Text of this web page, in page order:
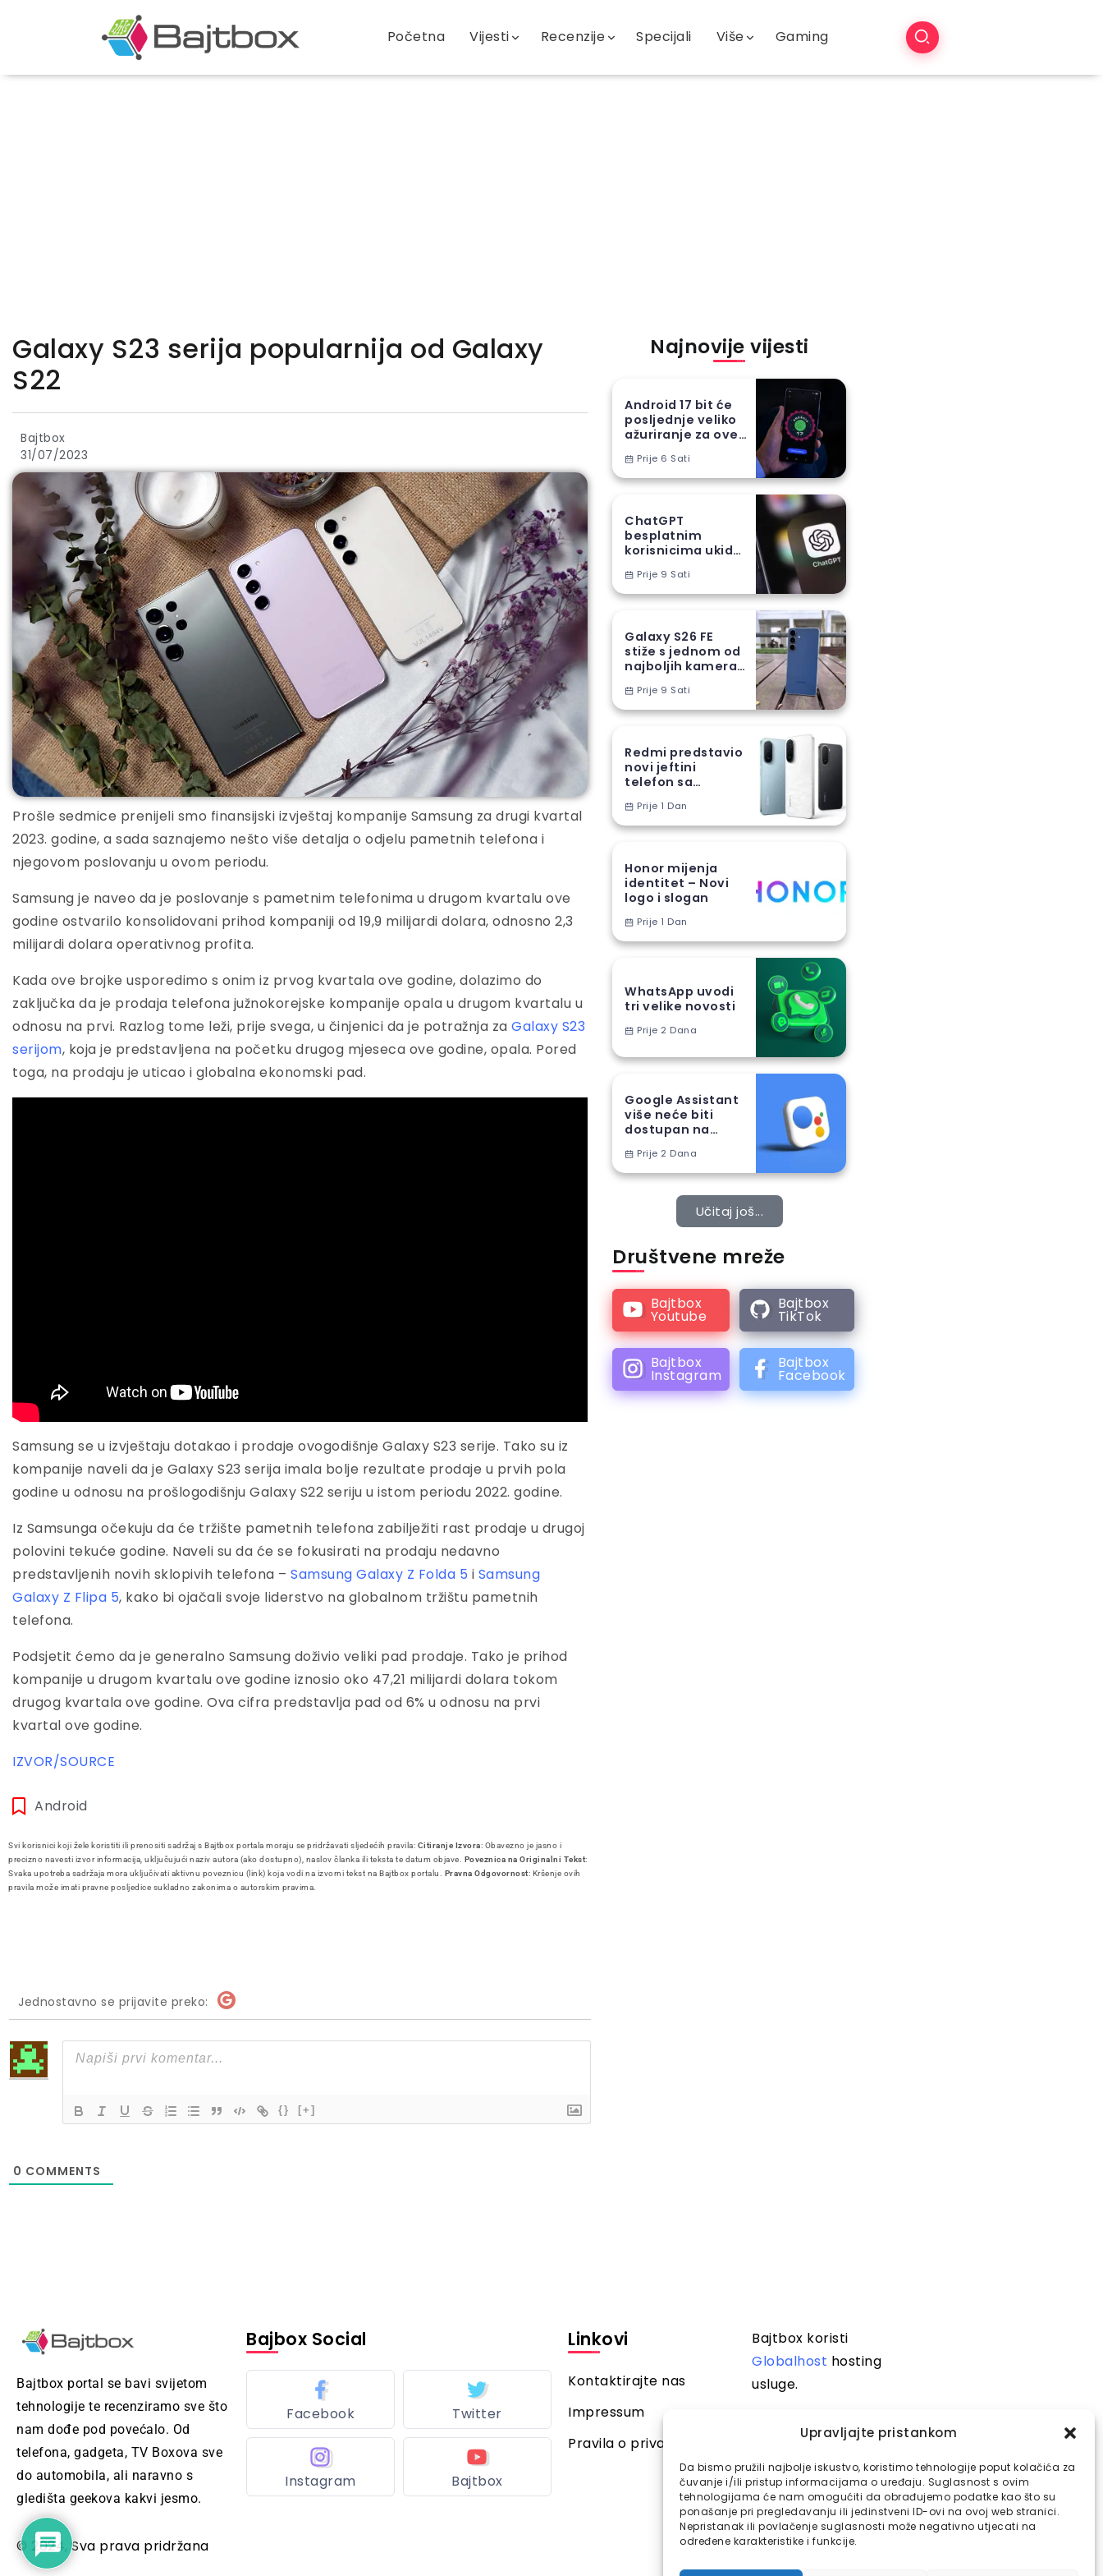
Upravljajte pristankom
Da bismo pružili najbolje iskustvo, koristimo tehnologije poput kolačića za
čuvanje i/ili pristup informacijama o uređaju. Suglasnost s ovim
tehnologijama će nam omogućiti da obrađujemo podatke kao što su
ponašanje pri pregledavanju ili jedinstveni ID-ovi na ovoj web stranici.
Nepristanak ili povlačenje suglasnosti može negativno utjecati na
određene karakteristike i funkcije.
Početna Vijesti Recenzije Specijali Više Gaming
Galaxy S23 serija popularnija od Galaxy
S22
Bajtbox
31/07/2023
Prošle sedmice prenijeli smo finansijski izvještaj kompanije Samsung za drugi kvartal
2023. godine, a sada saznajemo nešto više detalja o odjelu pametnih telefona i
njegovom poslovanju u ovom periodu.
Samsung je naveo da je poslovanje s pametnim telefonima u drugom kvartalu ove
godine ostvarilo konsolidovani prihod kompaniji od 19,9 milijardi dolara, odnosno 2,3
milijardi dolara operativnog profita.
Kada ove brojke usporedimo s onim iz prvog kvartala ove godine, dolazimo do
zaključka da je prodaja telefona južnokorejske kompanije opala u drugom kvartalu u
odnosu na prvi. Razlog tome leži, prije svega, u činjenici da je potražnja za Galaxy S23
serijom, koja je predstavljena na početku drugog mjeseca ove godine, opala. Pored
toga, na prodaju je uticao i globalna ekonomski pad.
Samsung se u izvještaju dotakao i prodaje ovogodišnje Galaxy S23 serije. Tako su iz
kompanije naveli da je Galaxy S23 serija imala bolje rezultate prodaje u prvih pola
godine u odnosu na prošlogodišnju Galaxy S22 seriju u istom periodu 2022. godine.
Iz Samsunga očekuju da će tržište pametnih telefona zabilježiti rast prodaje u drugoj
polovini tekuće godine. Naveli su da će se fokusirati na prodaju nedavno
predstavljenih novih sklopivih telefona – Samsung Galaxy Z Folda 5 i Samsung
Galaxy Z Flipa 5, kako bi ojačali svoje liderstvo na globalnom tržištu pametnih
telefona.
Podsjetit ćemo da je generalno Samsung doživio veliki pad prodaje. Tako je prihod
kompanije u drugom kvartalu ove godine iznosio oko 47,21 milijardi dolara tokom
drugog kvartala ove godine. Ova cifra predstavlja pad od 6% u odnosu na prvi
kvartal ove godine.
IZVOR/SOURCE
Android
Najnovije vijesti
Android 17 bit će
posljednje veliko
ažuriranje za ove
Prije 6 Sati
ChatGPT
besplatnim
korisnicima ukida
ograničenja
Prije 9 Sati
Galaxy S26 FE
stiže s jednom od
najboljih kamera
serije
Prije 9 Sati
Redmi predstavio
novi jeftini
telefon sa
baterijom
Prije 1 Dan
Honor mijenja
identitet – Novi
logo i slogan
Prije 1 Dan
WhatsApp uvodi
tri velike novosti
Prije 2 Dana
Google Assistant
više neće biti
dostupan na
telefonima
Prije 2 Dana
Učitaj još...
Društvene mreže
Bajtbox
Youtube
Bajtbox
TikTok
Bajtbox
Instagram
Bajtbox
Facebook
Svi korisnici koji žele koristiti ili prenositi sadržaj s Bajtbox portala moraju se pridržavati sljedećih pravila: Citiranje Izvora: Obavezno je jasno i
precizno navesti izvor informacija, uključujući naziv autora (ako dostupno), naslov članka ili teksta te datum objave. Poveznica na Originalni Tekst:
Svaka upotreba sadržaja mora uključivati aktivnu poveznicu (link) koja vodi na izvorni tekst na Bajtbox portalu. Pravna Odgovornost: Kršenje ovih
pravila može imati pravne posljedice sukladno zakonima o autorskim pravima.
Jednostavno se prijavite preko:
{} [+]
0 COMMENTS
Bajtbox portal se bavi svijetom
tehnologije te recenziramo sve što
nam dođe pod povećalo. Od
telefona, gadgeta, TV Boxova sve
do automobila, ali naravno s
gledišta geekova kakvi jesmo.
© 2024, Sva prava pridržana
Bajbox Social
Facebook Twitter
Instagram Bajtbox
Linkovi
Kontaktirajte nas
Impressum
Pravila o privatnosti
Bajtbox koristi
Globalhost hosting
usluge.